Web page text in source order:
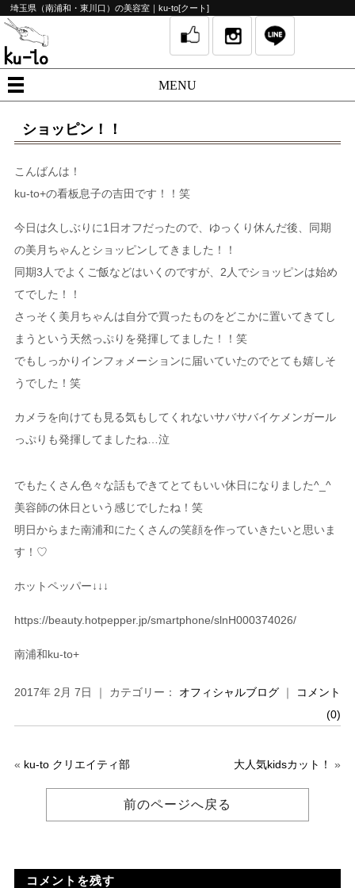
埼玉県（南浦和・東川口）の美容室｜ku-to[クート]
MENU
ショッピン！！
こんばんは！
ku-to+の看板息子の吉田です！！笑
今日は久しぶりに1日オフだったので、ゆっくり休んだ後、同期
の美月ちゃんとショッピンしてきました！！
同期3人でよくご飯などはいくのですが、2人でショッピンは始め
てでした！！
さっそく美月ちゃんは自分で買ったものをどこかに置いてきてし
まうという天然っぷりを発揮してました！！笑
でもしっかりインフォメーションに届いていたのでとても嬉しそ
うでした！笑
カメラを向けても見る気もしてくれないサバサバイケメンガール
っぷりも発揮してましたね…泣
でもたくさん色々な話もできてとてもいい休日になりました^_^
美容師の休日という感じでしたね！笑
明日からまた南浦和にたくさんの笑顔を作っていきたいと思いま
す！♡
ホットペッパー↓↓↓
https://beauty.hotpepper.jp/smartphone/slnH000374026/
南浦和ku-to+
2017年 2月 7日 ｜ カテゴリー： オフィシャルブログ ｜ コメント
(0)
« ku-to クリエイティ部 大人気kidsカット！ »
前のページへ戻る
コメントを残す